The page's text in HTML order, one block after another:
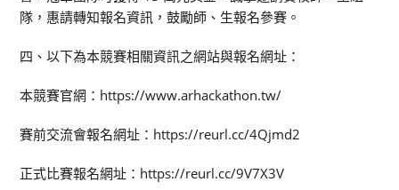
隊，惠請轉知報名資訊，鼓勵師、生報名參賽。
四、以下為本競賽相關資訊之網站與報名網址：
本競賽官網：https://www.arhackathon.tw/
賽前交流會報名網址：https://reurl.cc/4Qjmd2
正式比賽報名網址：https://reurl.cc/9V7X3V